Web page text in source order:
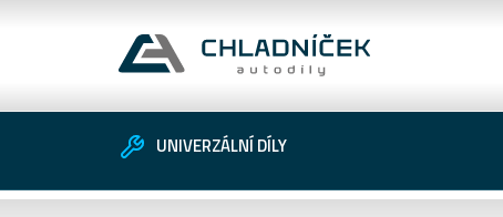
UNIVERZÁLNÍ DÍLY